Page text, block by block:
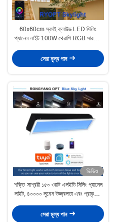
60x60cm স্কাই ক্লাউড LED সিলিং
প্যানেল লাইট 100W থেরাপি RGB সারফেস
সেরা মূল্য পান
ভিডিও
শক্তি-সাশ্রয়ী ১৫০ ওয়াট এলইডি সিলিং প্যানেল
লাইট, ৪০০০০ লুমেন উজ্জ্বলতা এবং প্রাকৃতিক
সেরা মূল্য পান